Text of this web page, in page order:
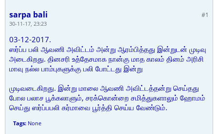
#1
sarpa bali
30-11-17, 23:23
03-12-2017.
ஸர்ப்ப பலி ஆவணி அவிட்டம் அன்று ஆரம்பித்தது இன்றுடன் முடிவு
அடைகிறது. தினசரி உத்தேசமாக நான்கு மாத காலம் தினம் அரிசி
மாவு நல்ல பாம்புகளுக்கு பலி போட்டது இன்று
முடிவடைகிறது. இன்று மாலை ஆவணி அவிட்டத்தன்று செய்தது
போல பலாச பூக்கலாளும், சரக்கொன்றை சமித்துகளாலும் ஹோமம்
செய்து ஸர்ப்பபலி கர்மாவை பூர்த்தி செய்ய வேண்டும்.
Tags: None